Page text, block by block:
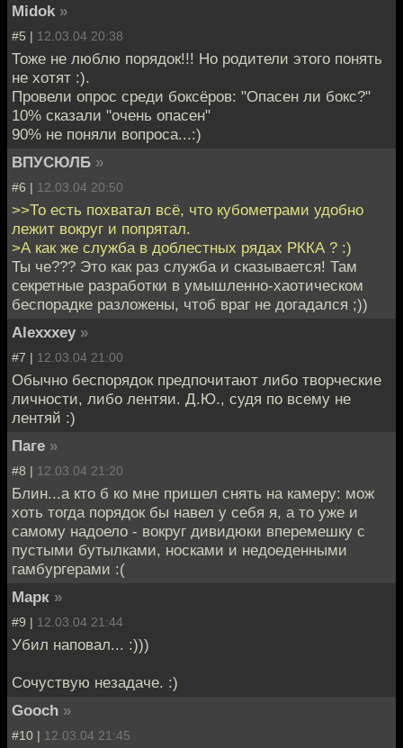
Midok »
#5 | 12.03.04 20:38
Тоже не люблю порядок!!! Но родители этого понять
не хотят :).
Провели опрос среди боксёров: "Опасен ли бокс?"
10% сказали "очень опасен"
90% не поняли вопроса...:)
ВПУСЮЛБ »
#6 | 12.03.04 20:50
>>То есть похватал всё, что кубометрами удобно
лежит вокруг и попрятал.
>А как же служба в доблестных рядах РККА ? :)
Ты че??? Это как раз служба и сказывается! Там
секретные разработки в умышленно-хаотическом
беспорадке разложены, чтоб враг не догадался ;))
Alexxxey »
#7 | 12.03.04 21:00
Обычно беспорядок предпочитают либо творческие
личности, либо лентяи. Д.Ю., судя по всему не
лентяй :)
Паге »
#8 | 12.03.04 21:20
Блин...а кто б ко мне пришел снять на камеру: мож
хоть тогда порядок бы навел у себя я, а то уже и
самому надоело - вокруг дивидюки вперемешку с
пустыми бутылками, носками и недоеденными
гамбургерами :(
Марк »
#9 | 12.03.04 21:44
Убил наповал... :)))
Сочуствую незадаче. :)
Gooch »
#10 | 12.03.04 21:45